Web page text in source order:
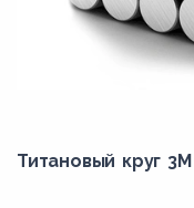
Титановый круг